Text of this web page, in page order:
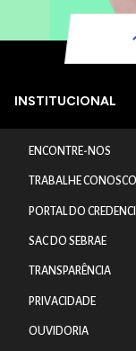
INSTITUCIONAL
ENCONTRE-NOS
TRABALHE CONOSCO
PORTAL DO
SAC DO SEBRAE
TRANSPARÊNCIA
PRIVACIDADE
OUVIDORIA